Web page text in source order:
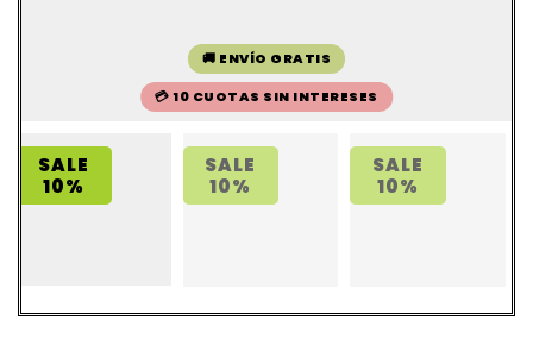
🚚 ENVÍO GRATIS
💳 10 CUOTAS SIN INTERESES
SALE
10%
SALE
10%
SALE
10%